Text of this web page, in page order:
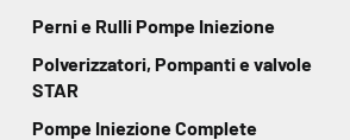
Perni e Rulli Pompe Iniezione
Polverizzatori, Pompanti e valvole
STAR
Pompe Iniezione Complete